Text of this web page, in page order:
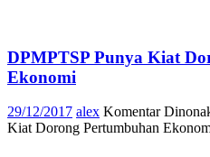
DPMPTSP Punya Kiat
Ekonomi
29/12/2017 alex Komentar
Kiat Dorong Pertumbuhan